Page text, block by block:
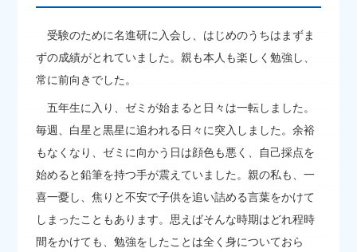
受験のために名進研に入会し、はじめのうちはまずま
ずの成績がとれていました。親も本人も楽しく勉強し、
常に前向きでした。
五年生に入り、ゼミが始まると日々は一転しました。
毎週、白星と黒星に追われる日々に突入しました。余裕
もなくなり、ゼミに向かう日は顔色も悪く、自己採点を
始めると鉛筆を持つ手が震えていました。親の私も、一
喜一憂し、焦りと不安で子供を追い詰める言葉をかけて
しまったこともあります。思えばそんな時期はどれ程時
間をかけても、勉強をしたことは全く身についておら